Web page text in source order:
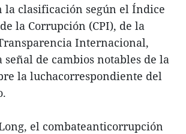
la clasificación según el Índice
la Corrupción (CPI), de la
Internacional,
señal de cambios notables de la
la luchacorrespondiente del
el combateanticorrupción